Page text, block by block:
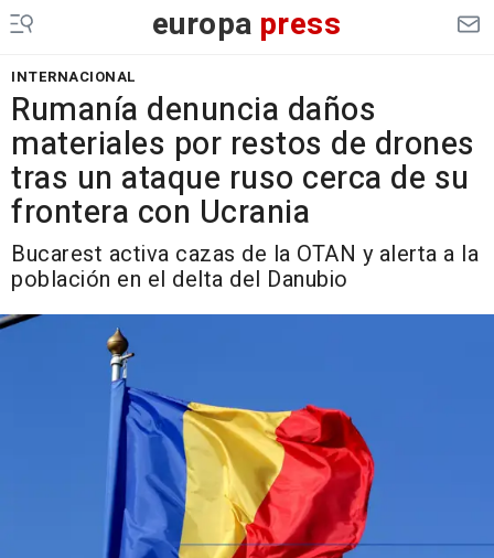
europa press
INTERNACIONAL
Rumanía denuncia daños
materiales por restos de drones
tras un ataque ruso cerca de su
frontera con Ucrania
Bucarest activa cazas de la OTAN y alerta a la
población en el delta del Danubio